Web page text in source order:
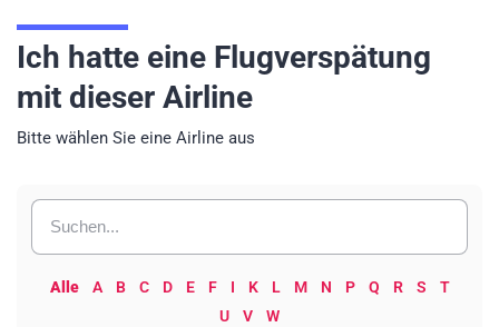
Ich hatte eine Flugverspätung
mit dieser Airline
Bitte wählen Sie eine Airline aus
Alle A B C D E F I K L M N P Q R S
T
U
V W